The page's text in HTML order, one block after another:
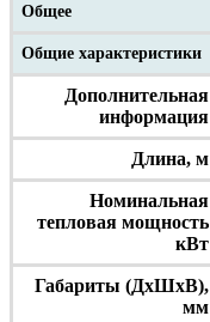
Общее
Общие характеристики
Дополнительная
информация
Длина, м
Номинальная
тепловая мощность
кВт
Габариты (ДхШхВ),
мм